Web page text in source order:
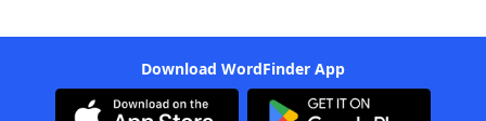
Download WordFinder App